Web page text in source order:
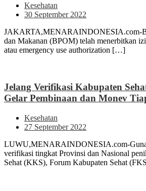
Kesehatan
30 September 2022
JAKARTA,MENARAINDONESIA.com-
dan Makanan (BPOM) telah menerbitkan
atau emergency use authorization […]
Jelang Verifikasi Kabupaten
Gelar Pembinaan dan Monev
Kesehatan
27 September 2022
LUWU,MENARAINDONESIA.com-Guna
verifikasi tingkat Provinsi dan Nasional
Sehat (KKS), Forum Kabupaten Sehat